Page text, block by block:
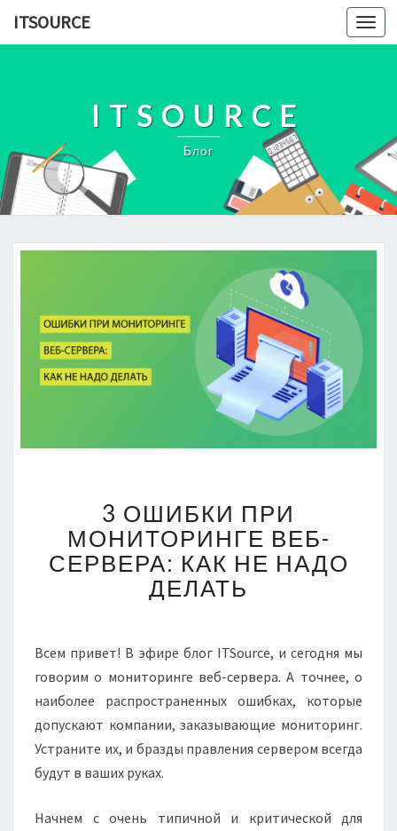
ITSOURCE
ITSOURCE
Блог
ОШИБКИ
ПРИ
МОНИТОРИНГЕ
ВЕБ-
СЕРВЕРА:
НАДО
ДЕЛАТЬ
3 ОШИБКИ ПРИ
МОНИТОРИНГЕ ВЕБ-
СЕРВЕРА: КАК НЕ НАДО
ДЕЛАТЬ
Всем привет! В эфире блог ITSource, и сегодня мы
говорим о мониторинге веб-сервера. А точнее, о
наиболее распространенных ошибках, которые
допускают компании, заказывающие мониторинг.
Устраните их, и бразды правления сервером всегда
будут в ваших руках.
Начнем с очень типичной и критической для